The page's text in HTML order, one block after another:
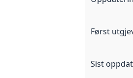
Først
Sist